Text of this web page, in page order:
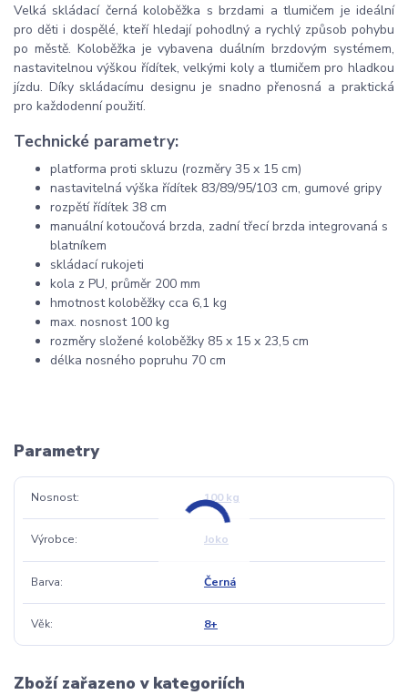
Velká skládací černá koloběžka s brzdami a tlumičem je ideální
pro děti i dospělé, kteří hledají pohodlný a rychlý způsob pohybu
po městě. Koloběžka je vybavena duálním brzdovým systémem,
nastavitelnou výškou řídítek, velkými koly a tlumičem pro hladkou
jízdu. Díky skládacímu designu je snadno přenosná a praktická
pro každodenní použití.
Technické parametry:
platforma proti skluzu (rozměry 35 x 15 cm)
nastavitelná výška řídítek 83/89/95/103 cm, gumové gripy
rozpětí řídítek 38 cm
manuální kotoučová brzda, zadní třecí brzda integrovaná s
blatníkem
skládací rukojeti
kola z PU, průměr 200 mm
hmotnost koloběžky cca 6,1 kg
max. nosnost 100 kg
rozměry složené koloběžky 85 x 15 x 23,5 cm
délka nosného popruhu 70 cm
Parametry
Nosnost 100 kg
Výrobce Joko
Barva Černá
Věk 8+
Zboží zařazeno v kategoriích